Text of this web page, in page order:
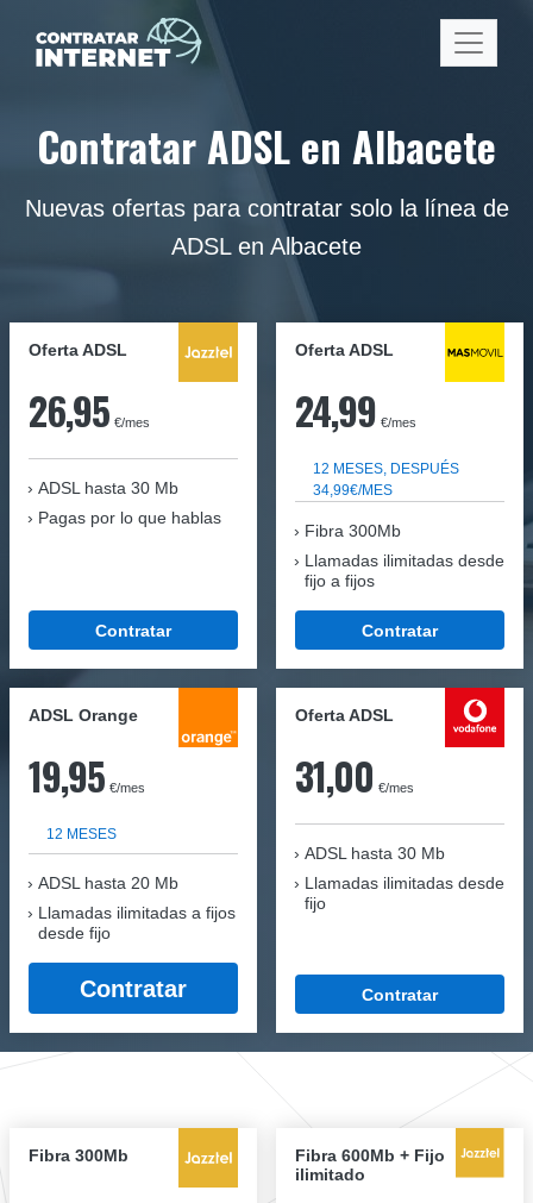
Contratar ADSL en Albacete
Nuevas ofertas para contratar solo la línea de
ADSL en Albacete
Oferta ADSL
26,95 €/mes
ADSL hasta 30 Mb
Pagas por lo que hablas
Contratar
Oferta ADSL
24,99 €/mes
12 MESES, DESPUÉS
34,99€/MES
Fibra 300Mb
Llamadas ilimitadas desde
fijo a fijos
Contratar
ADSL Orange
19,95 €/mes
12 MESES
ADSL hasta 20 Mb
Llamadas ilimitadas a fijos
desde fijo
Contratar
Oferta ADSL
31,00 €/mes
ADSL hasta 30 Mb
Llamadas ilimitadas desde
fijo
Contratar
Fibra 300Mb
Fibra 600Mb + Fijo
ilimitado